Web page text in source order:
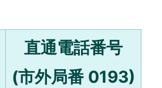
直通電話番号
(市外局番 0193)